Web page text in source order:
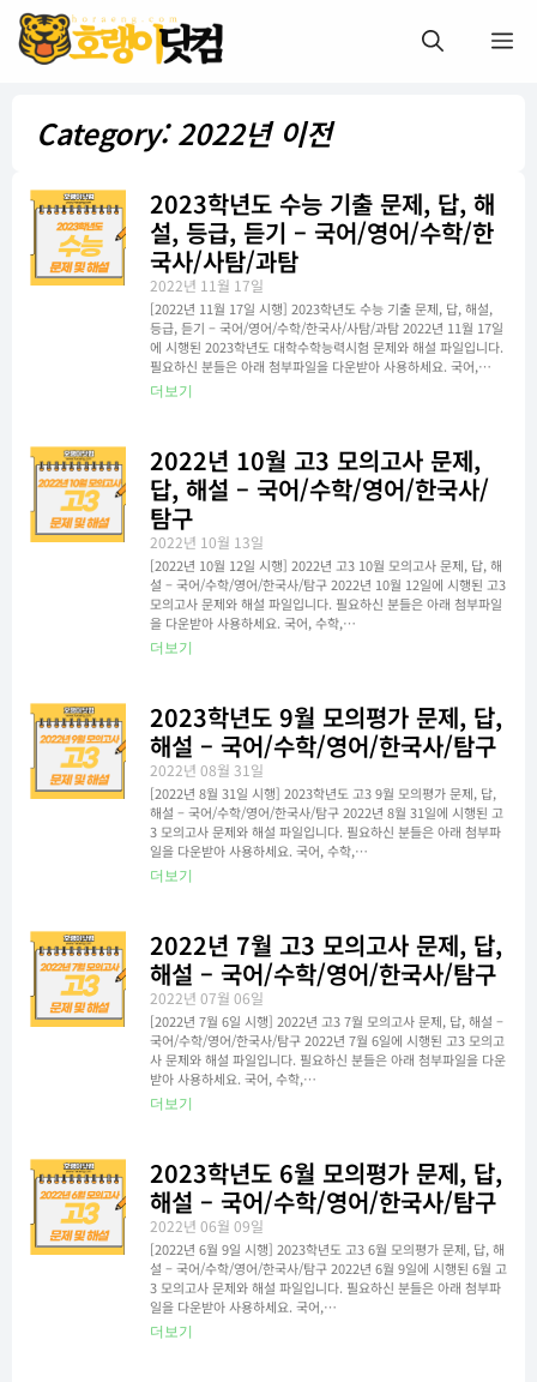
Category: 2022년 이전
2023학년도 수능 기출 문제, 답, 해
설, 등급, 듣기 – 국어/영어/수학/한
국사/사탐/과탐
2022년 11월 17일
[2022년 11월 17일 시행] 2023학년도 수능 기출 문제, 답, 해설,
등급, 듣기 – 국어/영어/수학/한국사/사탐/과탐 2022년 11월 17일
에 시행된 2023학년도 대학수학능력시험 문제와 해설 파일입니다.
필요하신 분들은 아래 첨부파일을 다운받아 사용하세요. 국어,…
더보기
2022년 10월 고3 모의고사 문제,
답, 해설 – 국어/수학/영어/한국사/
탐구
2022년 10월 13일
[2022년 10월 12일 시행] 2022년 고3 10월 모의고사 문제, 답, 해
설 – 국어/수학/영어/한국사/탐구 2022년 10월 12일에 시행된 고3
모의고사 문제와 해설 파일입니다. 필요하신 분들은 아래 첨부파일
을 다운받아 사용하세요. 국어, 수학,…
더보기
2023학년도 9월 모의평가 문제, 답,
해설 – 국어/수학/영어/한국사/탐구
2022년 08월 31일
[2022년 8월 31일 시행] 2023학년도 고3 9월 모의평가 문제, 답,
해설 – 국어/수학/영어/한국사/탐구 2022년 8월 31일에 시행된 고
3 모의고사 문제와 해설 파일입니다. 필요하신 분들은 아래 첨부파
일을 다운받아 사용하세요. 국어, 수학,…
더보기
2022년 7월 고3 모의고사 문제, 답,
해설 – 국어/수학/영어/한국사/탐구
2022년 07월 06일
[2022년 7월 6일 시행] 2022년 고3 7월 모의고사 문제, 답, 해설 –
국어/수학/영어/한국사/탐구 2022년 7월 6일에 시행된 고3 모의고
사 문제와 해설 파일입니다. 필요하신 분들은 아래 첨부파일을 다운
받아 사용하세요. 국어, 수학,…
더보기
2023학년도 6월 모의평가 문제, 답,
해설 – 국어/수학/영어/한국사/탐구
2022년 06월 09일
[2022년 6월 9일 시행] 2023학년도 고3 6월 모의평가 문제, 답, 해
설 – 국어/수학/영어/한국사/탐구 2022년 6월 9일에 시행된 6월 고
3 모의고사 문제와 해설 파일입니다. 필요하신 분들은 아래 첨부파
일을 다운받아 사용하세요. 국어,…
더보기